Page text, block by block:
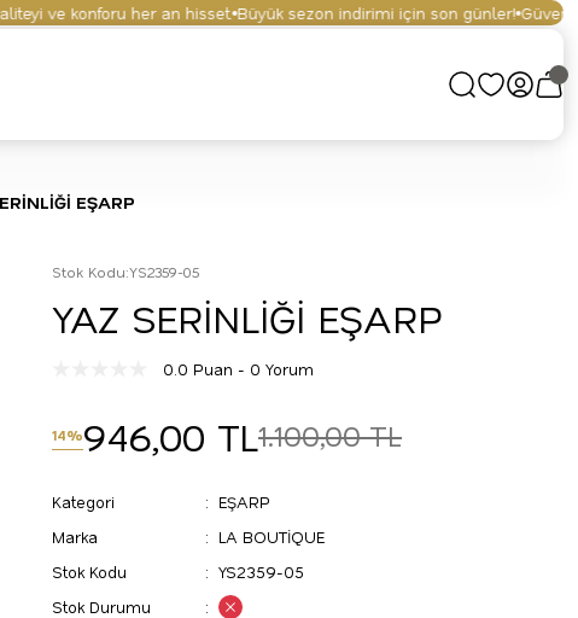
ve konforu her an hisset. Büyük sezon indirimi için son günler! Güvenli
EŞARP
Stok Kodu:YS2359-05
YAZ SERİNLİĞİ EŞARP
0.0 Puan - 0 Yorum
14%946,00 TL1.100,00 TL
Kategori
EŞARP
Marka
LA BOUTİQUE
Stok Kodu
YS2359-05
Stok Durumu